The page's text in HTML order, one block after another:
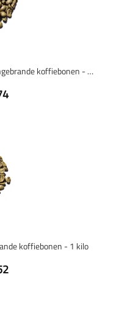
Peru Arabica HB MCM grade 1 - ongebrande koffiebonen - 1 kilo
koffiebonen - 1 kilo